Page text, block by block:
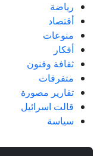
رياضة
أقتصاد
منوعات
أفكار
ثقافة وفنون
متفرقات
تقارير مصورة
قالت اسرائيل
سياسة